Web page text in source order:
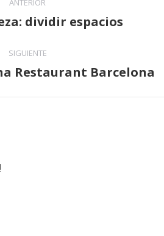
ANTERIOR
Publicación
dividir espacios
SIGUIENTE
Publicación
Restaurant Barcelona